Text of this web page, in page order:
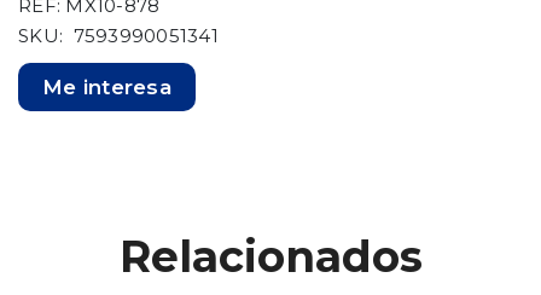
REF: MX10-878
SKU: 7593990051341
Me interesa
Relacionados